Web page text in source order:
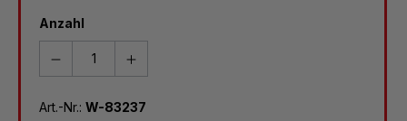
Anzahl
Art.-Nr.: W-83237